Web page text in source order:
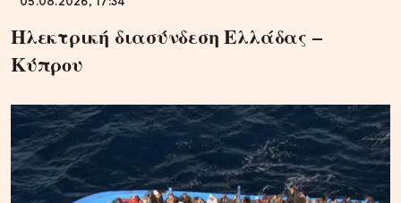
05.08.2026, 17:34
Ηλεκτρική διασύνδεση Ελλάδας –
Κύπρου